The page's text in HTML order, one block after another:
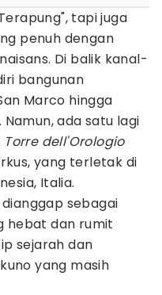
tapi juga
penuh dengan
Di balik kanal-
bangunan
Marco hingga
ada satu lagi
Torre dell'Orologio
yang terletak di
Italia.
sebagai
hebat dan rumit
sejarah dan
yang masih